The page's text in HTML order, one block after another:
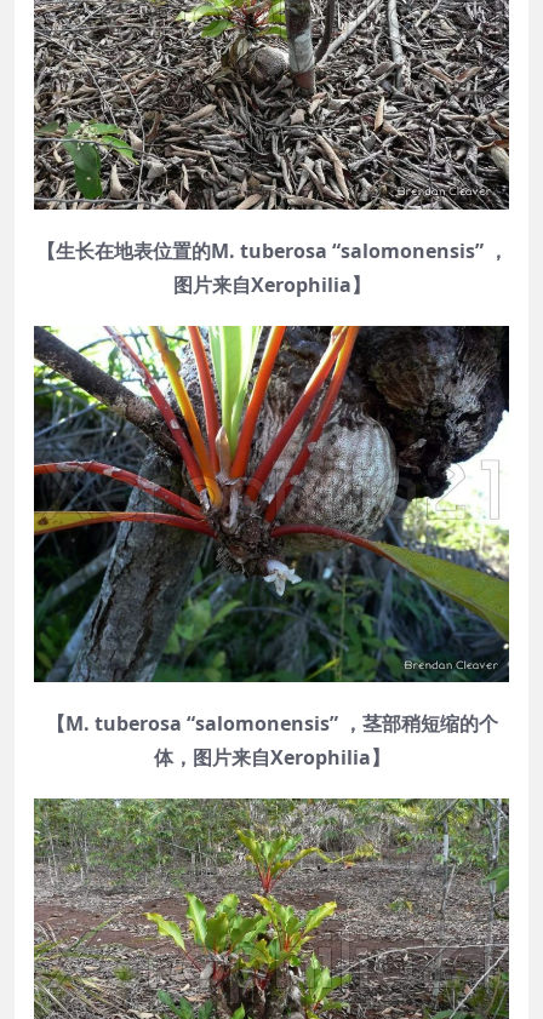
【生长在地表位置的M. tuberosa “salomonensis” ，
图片来自Xerophilia】
【M. tuberosa “salomonensis” ，茎部稍短缩的个
体，图片来自Xerophilia】